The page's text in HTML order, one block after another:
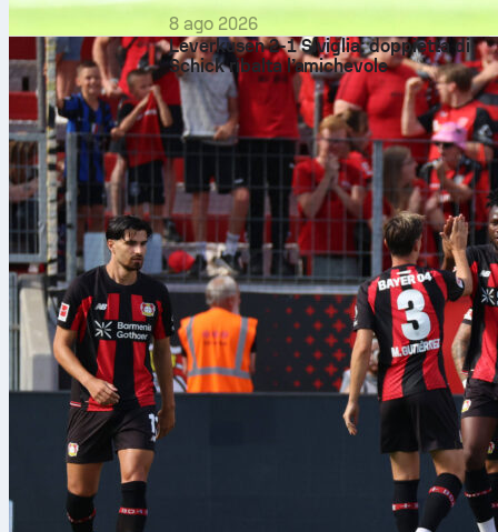
8 ago 2026
Leverkusen 2-1 Siviglia: doppietta di
Schick ribalta l’amichevole